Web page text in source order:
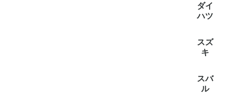
全て見
スクラ
スクラ
タイタ
ダイ
ハツ
全て見
アトレ
ハイゼ
イゼッ
ハイゼ
(3)
スズ
キ
全て見
エブリ
キャリ
スーパ
スバ
ル